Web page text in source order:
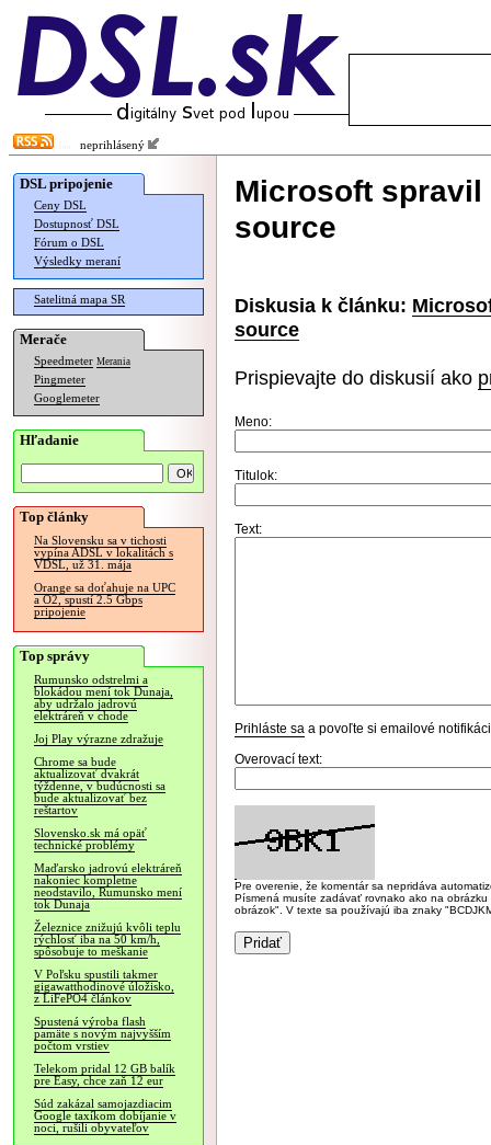
neprihlásený
DSL pripojenie
Ceny DSL
Dostupnosť DSL
Fórum o DSL
Výsledky meraní
Satelitná mapa SR
Merače
Speedmeter Merania
Pingmeter
Googlemeter
Hľadanie
Top články
Na Slovensku sa v tichosti
vypína ADSL v lokalitách s
VDSL, už 31. mája
Orange sa doťahuje na UPC
a O2, spustí 2.5 Gbps
pripojenie
Top správy
Rumunsko odstrelmi a
blokádou mení tok Dunaja,
aby udržalo jadrovú
elektráreň v chode
Joj Play výrazne zdražuje
Chrome sa bude
aktualizovať dvakrát
týždenne, v budúcnosti sa
bude aktualizovať bez
reštartov
Slovensko.sk má opäť
technické problémy
Maďarsko jadrovú elektráreň
nakoniec kompletne
neodstavilo, Rumunsko mení
tok Dunaja
Železnice znižujú kvôli teplu
rýchlosť iba na 50 km/h,
spôsobuje to meškanie
V Poľsku spustili takmer
gigawatthodinové úložisko,
z LiFePO4 článkov
Spustená výroba flash
pamäte s novým najvyšším
počtom vrstiev
Telekom pridal 12 GB balík
pre Easy, chce zaň 12 eur
Súd zakázal samojazdiacim
Google taxíkom dobíjanie v
noci, rušili obyvateľov
Microsoft spravil
source
Diskusia k článku:
source
Prispievajte do diskusií ako
Meno:
Titulok:
Text:
Prihláste sa a povoľte si emailové
Overovací text:
Pre overenie, že komentár sa nepridáva
Písmená musíte zadávať rovnako ako na
obrázok". V texte sa používajú iba znaky